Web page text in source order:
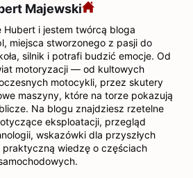
Majewski
Hubert i jestem twórcą bloga
miejsca stworzonego z pasji do
silnik i potrafi budzić emocje. Od
motoryzacji — od kultowych
motocykli, przez skutery
maszyny, które na torze pokazują
Na blogu znajdziesz rzetelne
eksploatacji, przegląd
wskazówki dla przyszłych
praktyczną wiedzę o częściach